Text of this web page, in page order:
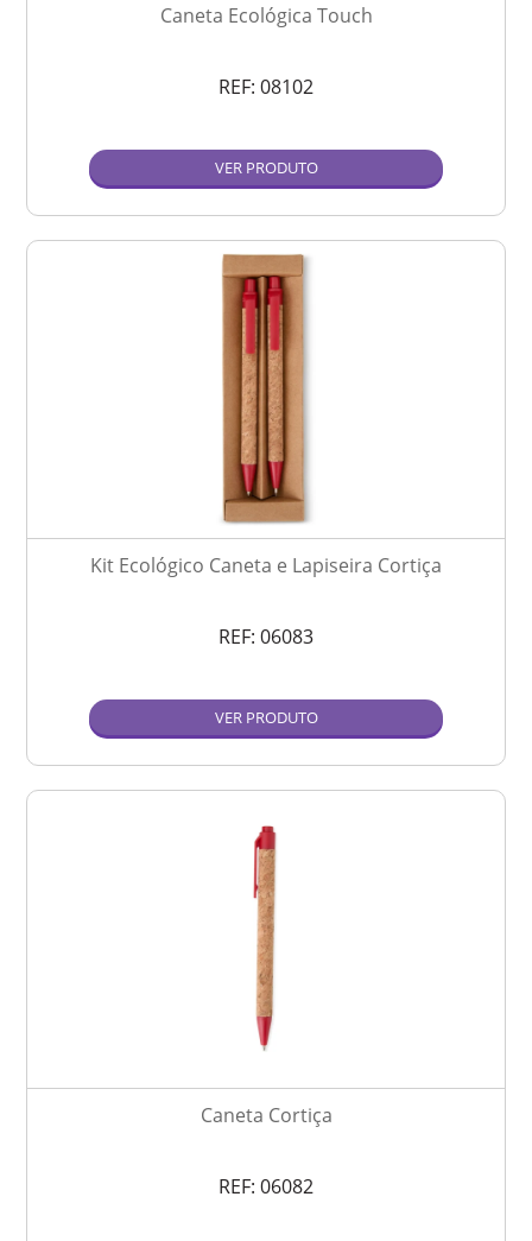
Caneta Ecológica Touch
REF: 08102
VER PRODUTO
Kit Ecológico Caneta e Lapiseira Cortiça
REF: 06083
VER PRODUTO
Caneta Cortiça
REF: 06082